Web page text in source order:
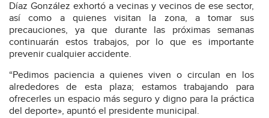
Díaz González exhortó a vecinas y vecinos de ese sector,
así como a quienes visitan la zona, a tomar sus
precauciones, ya que durante las próximas semanas
continuarán estos trabajos, por lo que es importante
prevenir cualquier accidente.
“Pedimos paciencia a quienes viven o circulan en los
alrededores de esta plaza; estamos trabajando para
ofrecerles un espacio más seguro y digno para la práctica
del deporte», apuntó el presidente municipal.